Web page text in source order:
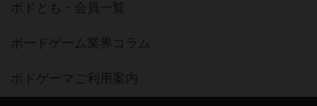
ボドとも・会員一覧
ボードゲーム業界コラム
ボドゲーマご利用案内